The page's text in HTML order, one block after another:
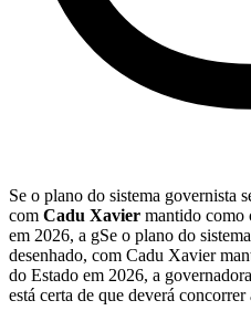
Se o plano do sistema governista
com Cadu Xavier mantido como
em 2026, a gSe o plano do
desenhado, com Cadu Xavier
do Estado em 2026, a
está certa de que deverá concorrer